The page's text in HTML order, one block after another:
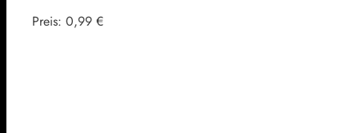
Preis: 0,99 €